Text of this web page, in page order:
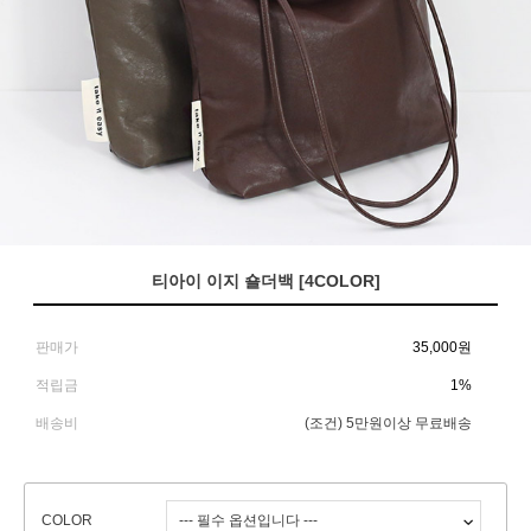
티아이 이지 숄더백 [4COLOR]
판매가 35,000원
적립금 1%
배송비 (조건) 5만원이상 무료배송
COLOR